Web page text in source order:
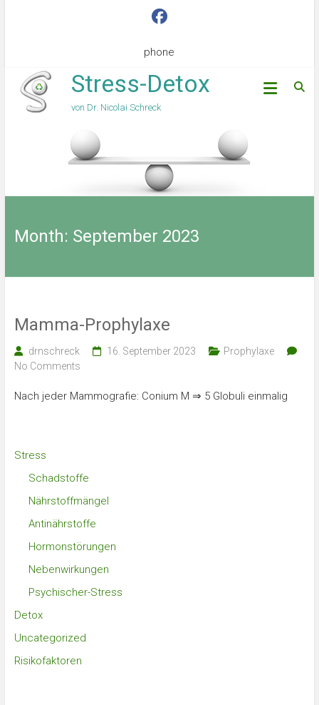
phone
Stress-Detox
von Dr. Nicolai Schreck
Month: September 2023
Mamma-Prophylaxe
drnschreck 16. September 2023
Prophylaxe
No Comments
Nach jeder Mammografie: Conium M ⇒ 5 Globuli einmalig
Stress
Schadstoffe
Nährstoffmängel
Antinährstoffe
Hormonstörungen
Nebenwirkungen
Psychischer-Stress
Detox
Uncategorized
Risikofaktoren